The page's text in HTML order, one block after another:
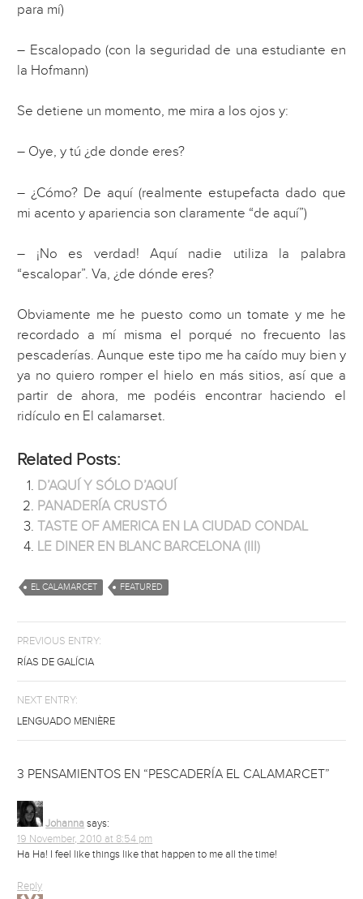
para mí)
– Escalopado (con la seguridad de una estudiante en
la Hofmann)
Se detiene un momento, me mira a los ojos y:
– Oye, y tú ¿de donde eres?
– ¿Cómo? De aquí (realmente estupefacta dado que
mi acento y apariencia son claramente “de aquí”)
– ¡No es verdad! Aquí nadie utiliza la palabra
“escalopar”. Va, ¿de dónde eres?
Obviamente me he puesto como un tomate y me he
recordado a mí misma el porqué no frecuento las
pescaderías. Aunque este tipo me ha caído muy bien y
ya no quiero romper el hielo en más sitios, así que a
partir de ahora, me podéis encontrar haciendo el
ridículo en El calamarset.
Related Posts:
D’AQUÍ Y SÓLO D’AQUÍ
PANADERÍA CRUSTÓ
TASTE OF AMERICA EN LA CIUDAD CONDAL
LE DINER EN BLANC BARCELONA (III)
EL CALAMARCET FEATURED
PREVIOUS ENTRY:
RÍAS DE GALÍCIA
NEXT ENTRY:
LENGUADO MENIÈRE
3 PENSAMIENTOS EN “PESCADERÍA EL CALAMARCET”
Johanna says:
19 November, 2010 at 8:54 pm
Ha Ha! I feel like things like that happen to me all the time!
Reply